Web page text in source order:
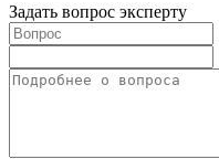
Задать вопрос эксперту